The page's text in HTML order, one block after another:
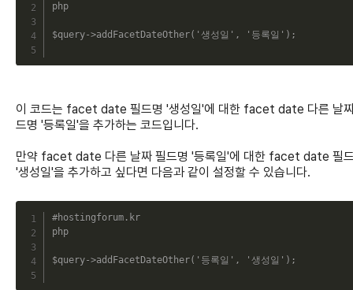
php
$query->addFacetDateOther( '생성일' , '등록일' ) ;
이 코드는 facet date 필드명 '생성일'에 대한 facet date 다른 날
드명 '등록일'을 추가하는 코드입니다.
만약 facet date 다른 날짜 필드명 '등록일'에 대한 facet date 필
'생성일'을 추가하고 싶다면 다음과 같이 설정할 수 있습니다.
#hostingforum.kr
php
$query->addFacetDateOther( '등록일' , '생성일' ) ;